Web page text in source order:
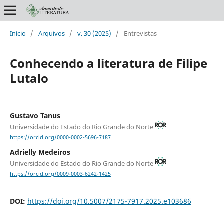
Início / Arquivos / v. 30 (2025) / Entrevistas
Conhecendo a literatura de Filipe
Lutalo
Gustavo Tanus
Universidade do Estado do Rio Grande do Norte
https://orcid.org/0000-0002-5696-7187
Adrielly Medeiros
Universidade do Estado do Rio Grande do Norte
https://orcid.org/0009-0003-6242-1425
DOI: https://doi.org/10.5007/2175-7917.2025.e103686